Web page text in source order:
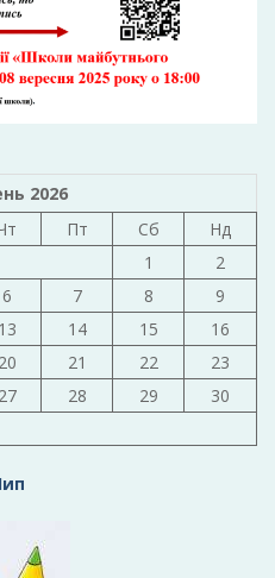
2026
Пт Сб
Нд
1
2
6 7 8
9
13 14 15
16
20 21 22
23
27 28 29
30